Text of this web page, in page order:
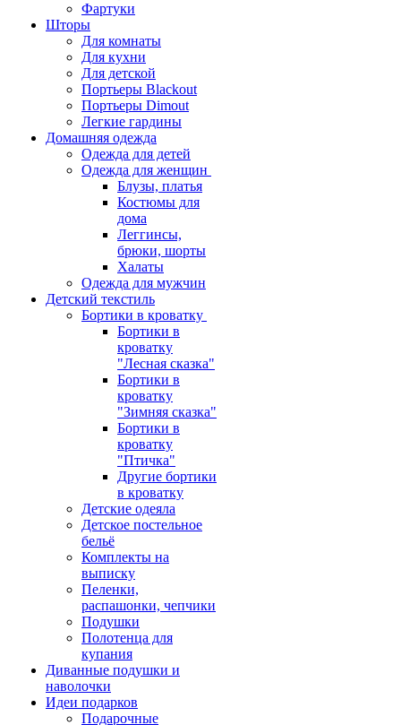
Фартуки
Шторы
Для комнаты
Для кухни
Для детской
Портьеры Blackout
Портьеры Dimout
Легкие гардины
Домашняя одежда
Одежда для детей
Одежда для женщин
Блузы, платья
Костюмы для
дома
Леггинсы,
брюки, шорты
Халаты
Одежда для мужчин
Детский текстиль
Бортики в кроватку
Бортики в
кроватку
"Лесная сказка"
Бортики в
кроватку
"Зимняя сказка"
Бортики в
кроватку
"Птичка"
Другие бортики
в кроватку
Детские одеяла
Детское постельное
бельё
Комплекты на
выписку
Пеленки,
распашонки, чепчики
Подушки
Полотенца для
купания
Диванные подушки и
наволочки
Идеи подарков
Подарочные